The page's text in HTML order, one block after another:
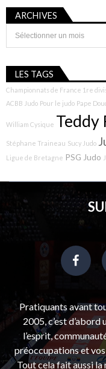
ARCHIVES
Archives
LES TAGS
Championnats de France 1re
ACBB Judo Pour le judo Pape
William Cysique Teddy
Stéphane Traineau Sucy Judo
Ligue de Bretagne PSG Judo
Pratiquants avant
2005, c’est
l’esprit,
préoccupations et vos
Tout cela fait aussi la